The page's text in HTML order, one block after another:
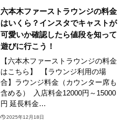
六本木ファーストラウンジの料金
はいくら？インスタでキャストが
可愛いか確認したら値段を知って
遊びに行こう！
【六本木ファーストラウンジの料金
はこちら】 【ラウンジ利用の場
合】ラウンジ料金（カウンター席も
含める） 入店料金12000円～15000
円 延長料金…
2025年12月18日